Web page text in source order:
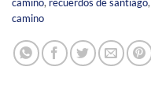
camino